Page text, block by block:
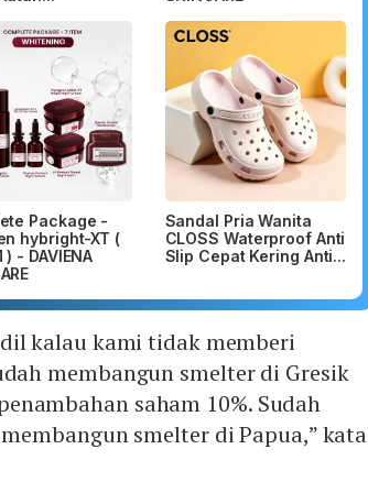
Package -
hybright-XT (
) - DAVIENA
Sandal Pria Wanita
CLOSS Waterproof Anti
Slip Cepat Kering Anti...
kalau kami tidak memberi
membangun smelter di Gresik
saham 10%. Sudah
smelter di Papua,” kata